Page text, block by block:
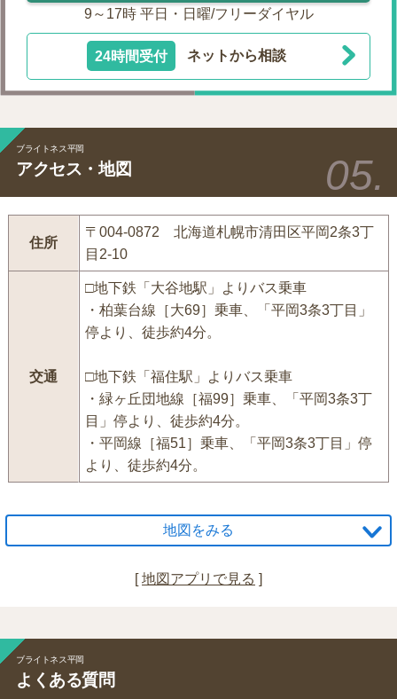
9～17時 平日・日曜/フリーダイヤル
24時間受付 ネットから相談
ブライトネス平岡
アクセス・地図
住所
〒004-0872 北海道札幌市清田区平岡2条3丁
目2-10
交通
□地下鉄「大谷地駅」よりバス乗車
・柏葉台線［大69］乗車、「平岡3条3丁目」
停より、徒歩約4分。
□地下鉄「福住駅」よりバス乗車
・緑ヶ丘団地線［福99］乗車、「平岡3条3丁
目」停より、徒歩約4分。
・平岡線［福51］乗車、「平岡3条3丁目」停
より、徒歩約4分。
地図をみる
[地図アプリで見る ]
ブライトネス平岡
よくある質問